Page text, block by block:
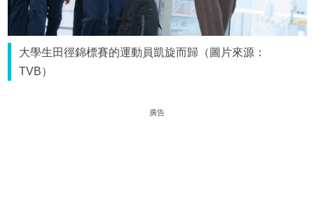
大學生田徑錦標賽的運動員凱旋而歸（圖片來源：
TVB）
廣告